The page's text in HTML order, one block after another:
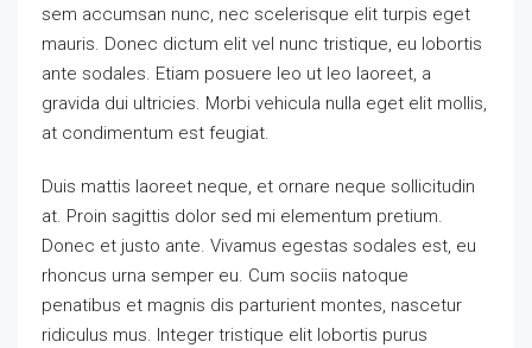
sem accumsan nunc, nec scelerisque elit turpis eget
mauris. Donec dictum elit vel nunc tristique, eu lobortis
ante sodales. Etiam posuere leo ut leo laoreet, a
gravida dui ultricies. Morbi vehicula nulla eget elit mollis,
at condimentum est feugiat.
Duis mattis laoreet neque, et ornare neque sollicitudin
at. Proin sagittis dolor sed mi elementum pretium.
Donec et justo ante. Vivamus egestas sodales est, eu
rhoncus urna semper eu. Cum sociis natoque
penatibus et magnis dis parturient montes, nascetur
ridiculus mus. Integer tristique elit lobortis purus